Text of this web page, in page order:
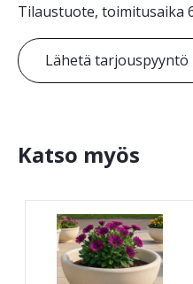
Tilaustuote, toimitusaika
Lähetä tarjouspyyntö
Katso myös